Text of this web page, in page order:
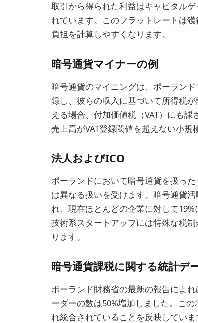
取引から得られた利益はキャピタル
れています。このフラットレートは
負担を計算しやすくなります。
暗号通貨マイナーの例
暗号通貨のマイニングは、ポーラン
録し、彼らの収入に基づいて所得税
える場合、付加価値税（VAT）にも
売上高がVAT登録閾値を超えない小規
法人およびICO
ポーランドにおいて暗号通貨を扱っ
は異なる扱いを受けます。暗号通貨
れ、現在ほとんどの企業に対して
技術系スタートアップには特殊な税
ります。
暗号通貨課税に関する統計デ
ポーランド財務省の最新の報告によ
ーダーの数は50%増加しました。こ
れ統合されていることを反映してい